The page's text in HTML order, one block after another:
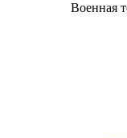
Военная